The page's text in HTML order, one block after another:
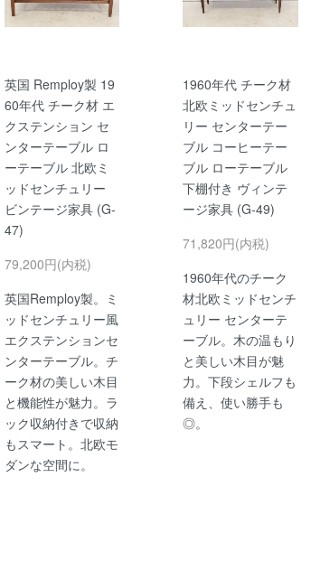
英国 Remploy製 19
60年代 チーク材 エ
クステンション セ
ンターテーブル ロ
ーテーブル 北欧ミ
ッドセンチュリー
ビンテージ家具 (G-
47)
79,200円(内税)
英国Remploy製。ミ
ッドセンチュリー風
エクステンションセ
ンターテーブル。チ
ーク材の美しい木目
と機能性が魅力。ラ
ック収納付きで収納
もスマート。北欧モ
ダンな空間に。
1960年代 チーク材
北欧ミッドセンチュ
リー センターテー
ブル コーヒーテー
ブル ローテーブル
下棚付き ヴィンテ
ージ家具 (G-49)
71,820円(内税)
1960年代のチーク
材北欧ミッドセンチ
ュリー センターテ
ーブル。木の温もり
と美しい木目が魅
力。下段シェルフも
備え、使い勝手も
◎。